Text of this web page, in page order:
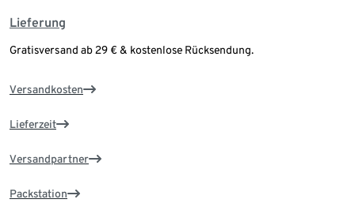
Lieferung
Gratisversand ab 29 € & kostenlose Rücksendung.
Versandkosten
Lieferzeit
Versandpartner
Packstation